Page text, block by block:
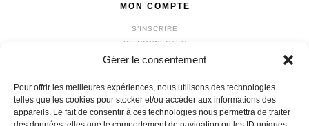
Gérer le consentement
Pour offrir les meilleures expériences, nous utilisons des technologies
telles que les cookies pour stocker et/ou accéder aux informations des
appareils. Le fait de consentir à ces technologies nous permettra de traiter
MON COMPTE
S’INSCRIRE
SE CONNECTER
MON COMPTE
MON PANIER